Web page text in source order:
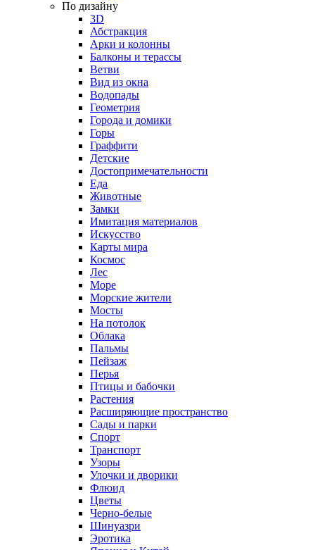
По дизайну
3D
Абстракция
Арки и колонны
Балконы и терассы
Ветви
Вид из окна
Водопады
Геометрия
Города и домики
Горы
Граффити
Детские
Достопримечательности
Еда
Животные
Замки
Имитация материалов
Искусство
Карты мира
Космос
Лес
Море
Морские жители
Мосты
На потолок
Облака
Пальмы
Пейзаж
Перья
Птицы и бабочки
Растения
Расширяющие пространство
Сады и парки
Спорт
Транспорт
Узоры
Улочки и дворики
Флюид
Цветы
Черно-белые
Шинуазри
Эротика